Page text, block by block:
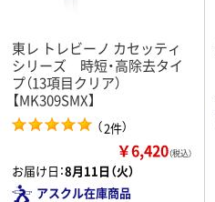
東レ トレビーノ カセッティ
シリーズ 時短・高除去タイ
プ（13項目クリア）
【MK309SMX】
（2件）
￥6,420（税込）
お届け日：8月11日（火）
アスクル在庫商品